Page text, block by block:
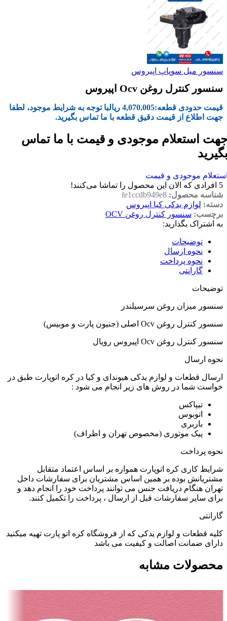
سنسور میل سوپاپ اپیروس
سنسور کنترل روغن Ocv اپیروس
قیمت حدودی قطعه:4,070,005 ریالبا توجه به شرایط موجود، لطفا
جهت اطلاع از قیمت دقیق قطعه با ما تماس بگیرید.
استعلام موجودی و قیمت با ما تماس
موجودی و قیمت
5 افرادی که الان این محصول را تماشا می‌کنند!
شناسه محصول: fe1ccdb949e8
دسته: لوازم یدکی کیا اپیروس
برچسب: سنسور کنترل روغن OCV
به اشتراک بگذارید:
توضیحات
نحوه ارسال
نحوه پرداخت
گارانتی
توضیحات
سنسور میزان روغن سرسیلندر
سنسور کنترل روغن Ocv اصلی (جنیون پارت و موبیس)
سنسور کنترل روغن Ocv اپیروس رویال
نحوه ارسال
ارسال قطعات و لوازم یدکی هیوندای و کیا در کره اتوپارت طبق در
خواست شما در روش های زیر انجام می شود :
تیپاکس
اتوبوس
باربری
پیک موتوری (مخصوص تهران و اطراف)
نحوه پرداخت
شرایط کاری کره اتوپارت همواره بر اساس اعتماد متقابل
مشتریانش بوده بر همین اساس مشتریان برای سفارشات داخل
تهران هنگام دریافت جنس می توانند پرداخت خود را انجام دهد و
برای سایر سفارشات قبل از ارسال ، پرداخت را تکمیل کنند.
گارانتی
کلیه قطعات و لوازم یدکی که از فروشگاه کره اتو پارت تهیه میکنید
دارای ضمانت اصالت و کیفیت می باشد
محصولات مشابه